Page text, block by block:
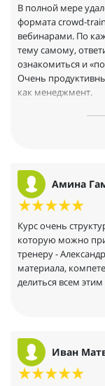
В полной мере
формата crowd-
вебинарами. По
тему самому,
ознакомиться и
Очень
как менеджмент.
уже начиная со
продолжить
Амина
Курс очень
которую можно
тренеру -
материала,
делиться всем
Иван